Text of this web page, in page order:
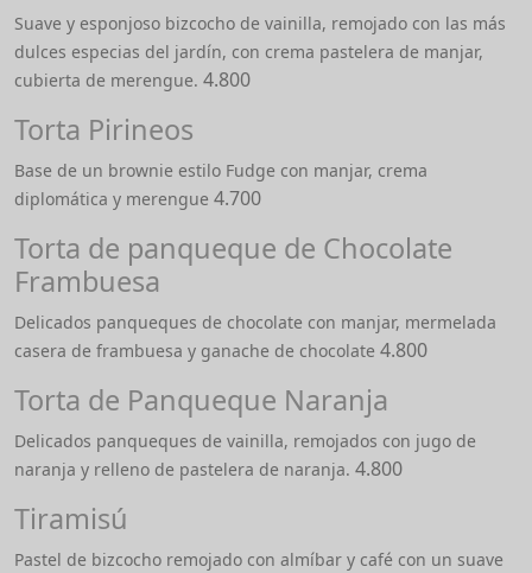
Suave y esponjoso bizcocho de vainilla, remojado con las más
dulces especias del jardín, con crema pastelera de manjar,
cubierta de merengue. 4.800
Torta Pirineos
Base de un brownie estilo Fudge con manjar, crema
diplomática y merengue 4.700
Torta de panqueque de Chocolate
Frambuesa
Delicados panqueques de chocolate con manjar, mermelada
casera de frambuesa y ganache de chocolate 4.800
Torta de Panqueque Naranja
Delicados panqueques de vainilla, remojados con jugo de
naranja y relleno de pastelera de naranja. 4.800
Tiramisú
Pastel de bizcocho remojado con almíbar y café con un suave